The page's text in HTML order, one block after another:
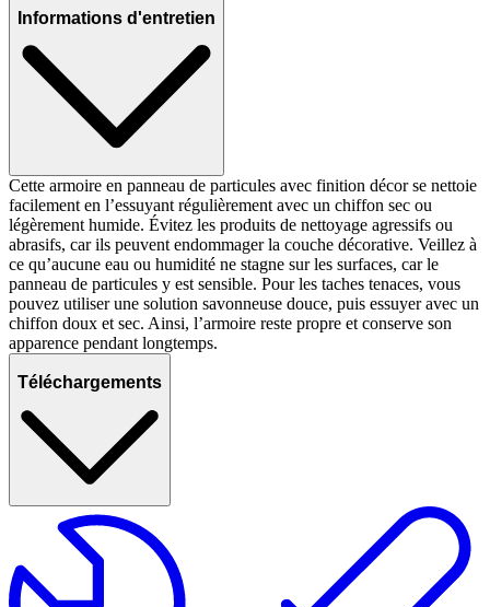
Informations d'entretien
Cette armoire en panneau de particules avec finition décor se nettoie
facilement en l’essuyant régulièrement avec un chiffon sec ou
légèrement humide. Évitez les produits de nettoyage agressifs ou
abrasifs, car ils peuvent endommager la couche décorative. Veillez à
ce qu’aucune eau ou humidité ne stagne sur les surfaces, car le
panneau de particules y est sensible. Pour les taches tenaces, vous
pouvez utiliser une solution savonneuse douce, puis essuyer avec un
chiffon doux et sec. Ainsi, l’armoire reste propre et conserve son
apparence pendant longtemps.
Téléchargements